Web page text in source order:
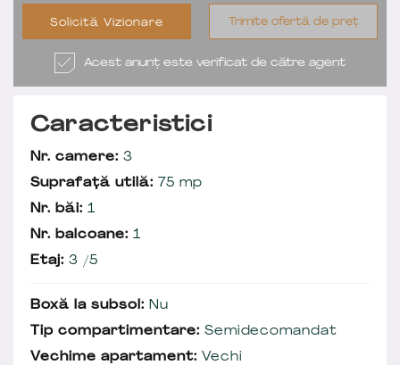
Solicită Vizionare Trimite ofertă de preț
Acest anunț este verificat de către agent
Caracteristici
Nr. camere: 3
Suprafață utilă: 75 mp
Nr. băi: 1
Nr. balcoane: 1
Etaj: 3 /5
Boxă la subsol: Nu
Tip compartimentare: Semidecomandat
Vechime apartament: Vechi